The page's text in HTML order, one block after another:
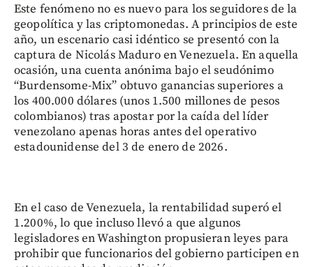
Este fenómeno no es nuevo para los seguidores de la
geopolítica y las criptomonedas. A principios de este
año, un escenario casi idéntico se presentó con la
captura de Nicolás Maduro en Venezuela. En aquella
ocasión, una cuenta anónima bajo el seudónimo
“Burdensome-Mix” obtuvo ganancias superiores a
los 400.000 dólares (unos 1.500 millones de pesos
colombianos) tras apostar por la caída del líder
venezolano apenas horas antes del operativo
estadounidense del 3 de enero de 2026.
En el caso de Venezuela, la rentabilidad superó el
1.200%, lo que incluso llevó a que algunos
legisladores en Washington propusieran leyes para
prohibir que funcionarios del gobierno participen en